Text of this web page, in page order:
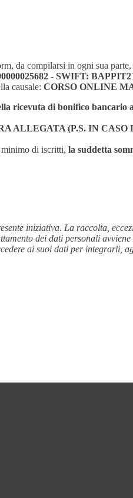
da compilarsi in ogni sua
- SWIFT:
causale: CORSO ONLINE
ricevuta di bonifico
ALLEGATA (P.S. IN
di iscritti, la suddetta
iniziativa. La raccolta,
dei dati personali
ai suoi dati per